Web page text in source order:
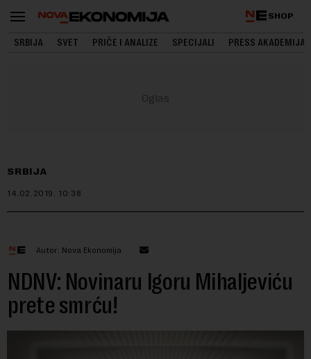
SHOP
SRBIJA SVET PRIČE I ANALIZE SPECIJALI PRESS AKADEMIJA
SRBIJA
14.02.2019. 10:38
Autor: Nova Ekonomija
NDNV: Novinaru Igoru Mihaljeviću
prete smrću!